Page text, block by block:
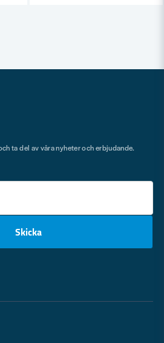
Skicka
ta del av våra nyheter och erbjudande.